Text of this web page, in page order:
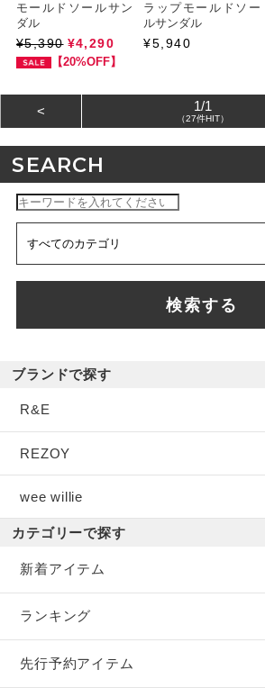
モールドソールサン
ダル
¥5,390 ¥4,290
【20%OFF】
ラップモールドソー
ルサンダル
¥5,940
< 1/1
（27件HIT）
SEARCH
検索する
ブランドで探す
R&E
REZOY
wee willie
カテゴリーで探す
新着アイテム
ランキング
先行予約アイテム